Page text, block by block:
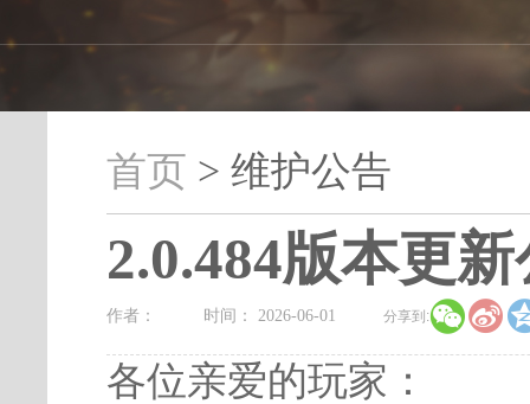
我的足迹： 大唐无双
最新新闻 新闻消息 游戏公告
维护公告
首页 > 维护公告
2.0.484版本更
作者： 时间： 2026-06-01 分享到:
各位亲爱的玩家：